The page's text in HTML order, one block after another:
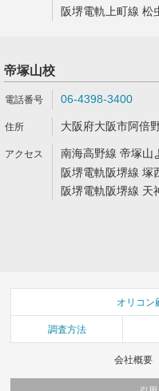
阪堺電軌上町線 松
帝塚山校
06-4398-3400
大阪府大阪市阿倍
南海高野線 帝塚山
阪堺電軌阪堺線 塚
阪堺電軌阪堺線 天
オリコン
調査方法
会社概要